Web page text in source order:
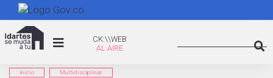
al
CK:\WEB
CK:\\WEB
inicio Multidisciplinar